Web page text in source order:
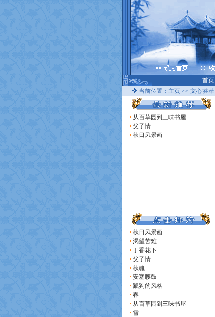
首页
当前位置： 主页 >> 文心荟萃
从百草园到三味书屋
父子情
秋日风景画
秋日风景画
渴望苦难
丁香花下
父子情
秋魂
安塞腰鼓
鬣狗的风格
春
从百草园到三味书屋
雪